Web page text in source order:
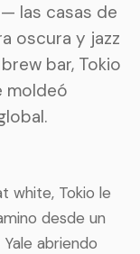
las casas de
oscura y jazz
bar, Tokio
moldeó
white, Tokio le
desde un
abriendo